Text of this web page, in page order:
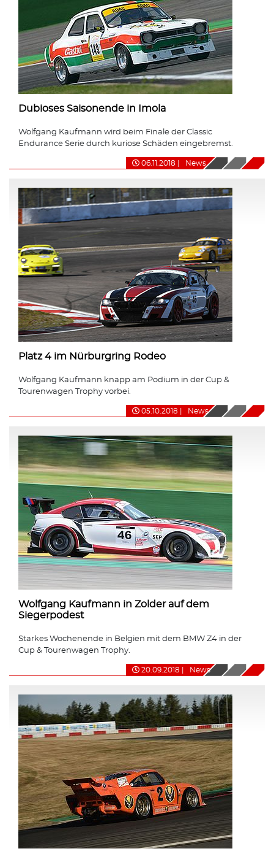
Dubioses Saisonende in Imola
Wolfgang Kaufmann wird beim Finale der Classic
Endurance Serie durch kuriose Schäden eingebremst.
06.11.2018 News
Platz 4 im Nürburgring Rodeo
Wolfgang Kaufmann knapp am Podium in der Cup &
Tourenwagen Trophy vorbei.
05.10.2018 News
Wolfgang Kaufmann in Zolder auf dem
Siegerpodest
Starkes Wochenende in Belgien mit dem BMW Z4 in der
Cup & Tourenwagen Trophy.
20.09.2018 News